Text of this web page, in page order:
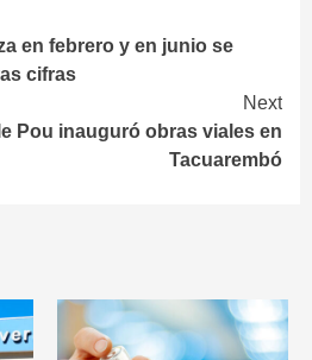
en febrero y en junio se
cifras
Next
Pou inauguró obras viales en
Tacuarembó